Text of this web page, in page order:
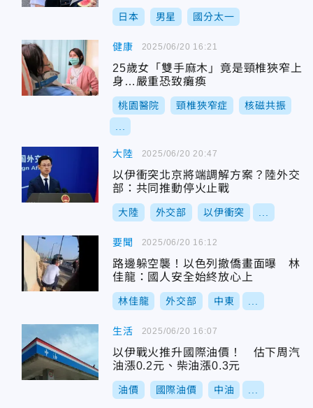
日本 男星 國分太一
健康
25歲女「雙手麻木」竟是頸椎狹窄上
身…嚴重恐致癱瘓
桃園醫院 頸椎狹窄症 核磁共振
2025/06/20 16:21
大陸
以伊衝突北京將端調解方案？陸外交
部：共同推動停火止戰
大陸 外交部 以伊衝突
2025/06/20 20:47
要聞
路邊躲空襲！以色列撤僑畫面曝 林
佳龍：國人安全始終放心上
林佳龍 外交部 中東
2025/06/20 16:12
生活
以伊戰火推升國際油價！ 估下周汽
油漲0.2元、柴油漲0.3元
油價 國際油價 中油
2025/06/20 16:07